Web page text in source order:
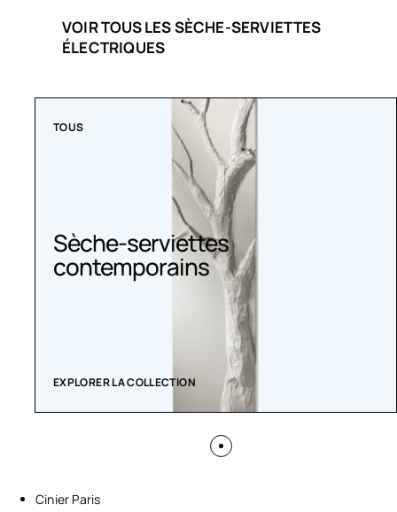
VOIR TOUS LES SÈCHE-SERVIETTES
ÉLECTRIQUES
TOUS
Sèche-serviettes
contemporains
EXPLORER LA COLLECTION
Cinier Paris